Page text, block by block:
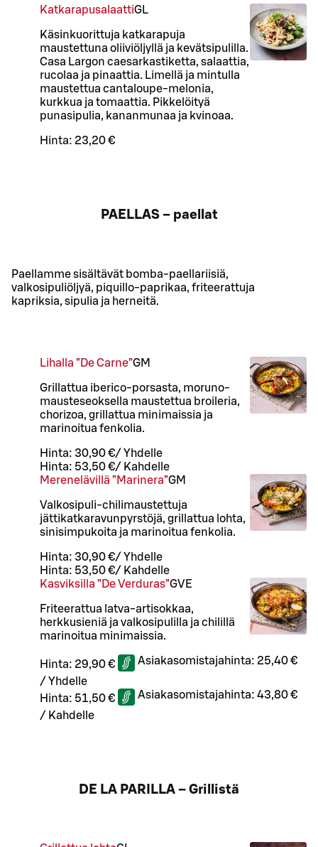
KatkarapusalaattiGL
Käsinkuorittuja katkarapuja
maustettuna oliiviöljyllä ja kevätsipulilla.
Casa Largon caesarkastiketta, salaattia,
rucolaa ja pinaattia. Limellä ja mintulla
maustettua cantaloupe-melonia,
kurkkua ja tomaattia. Pikkelöityä
punasipulia, kananmunaa ja kvinoaa.
Hinta: 23,20 €
PAELLAS – paellat
Paellamme sisältävät bomba-paellariisiä,
valkosipuliöljyä, piquillo-paprikaa, friteerattuja
kapriksia, sipulia ja herneitä.
Lihalla ”De Carne”GM
Grillattua iberico-porsasta, moruno-
mausteseoksella maustettua broileria,
chorizoa, grillattua minimaissia ja
marinoitua fenkolia.
Hinta: 30,90 €/ Yhdelle
Hinta: 53,50 €/ Kahdelle
Merenelävillä ”Marinera”GM
Valkosipuli-chilimaustettuja
jättikatkaravunpyrstöjä, grillattua lohta,
sinisimpukoita ja marinoitua fenkolia.
Hinta: 30,90 €/ Yhdelle
Hinta: 53,50 €/ Kahdelle
Kasviksilla ”De Verduras”GVE
Friteerattua latva-artisokkaa,
herkkusieniä ja valkosipulilla ja chilillä
marinoitua minimaissia.
Hinta: 29,90 € Asiakasomistajahinta: 25,40 €
/ Yhdelle
Hinta: 51,50 € Asiakasomistajahinta: 43,80 €
/ Kahdelle
DE LA PARILLA – Grillistä